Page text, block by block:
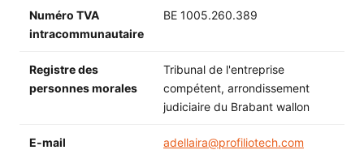
Numéro TVA
intracommunautaire
BE 1005.260.389
Registre des
personnes morales
Tribunal de l'entreprise
compétent, arrondissement
judiciaire du Brabant wallon
E-mail adellaira@profiliotech.com